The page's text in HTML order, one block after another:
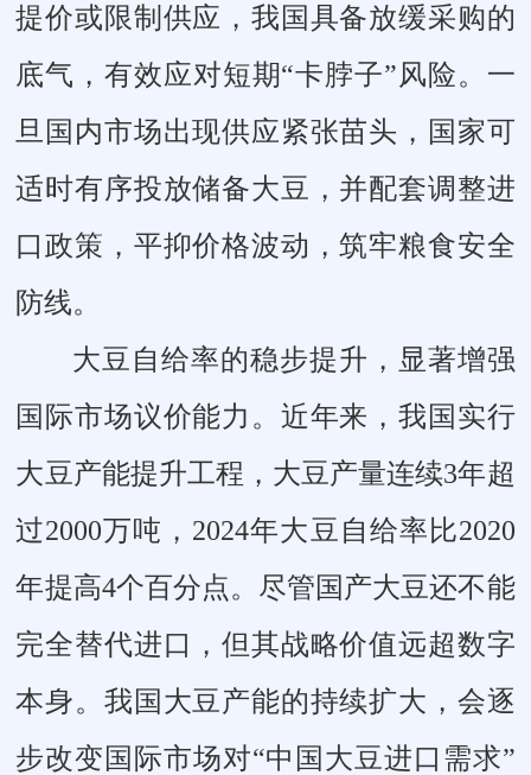
提价或限制供应，我国具备放缓采购的
底气，有效应对短期“卡脖子”风险。一
旦国内市场出现供应紧张苗头，国家可
适时有序投放储备大豆，并配套调整进
口政策，平抑价格波动，筑牢粮食安全
防线。
大豆自给率的稳步提升，显著增强
国际市场议价能力。近年来，我国实行
大豆产能提升工程，大豆产量连续3年超
过2000万吨，2024年大豆自给率比2020
年提高4个百分点。尽管国产大豆还不能
完全替代进口，但其战略价值远超数字
本身。我国大豆产能的持续扩大，会逐
步改变国际市场对“中国大豆进口需求”